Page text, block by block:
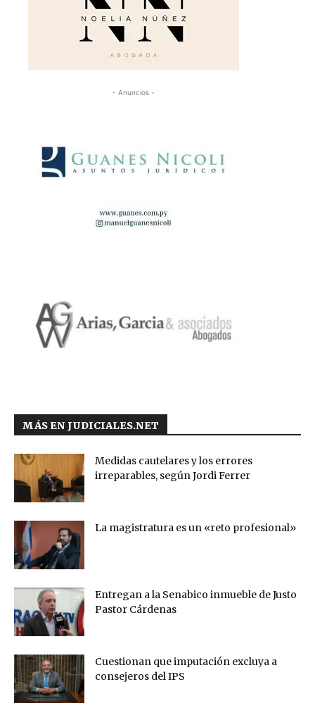
- Anuncios -
MÁS EN JUDICIALES.NET
Medidas cautelares y los errores
irreparables, según Jordi Ferrer
La magistratura es un «reto profesional»
Entregan a la Senabico inmueble de Justo
Pastor Cárdenas
Cuestionan que imputación excluya a
consejeros del IPS